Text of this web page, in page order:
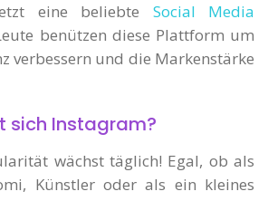
eine beliebte Social Media
benützen diese Plattform um
verbessern und die Markenstärke
sich Instagram?
wächst täglich! Egal, ob als
Künstler oder als ein kleines